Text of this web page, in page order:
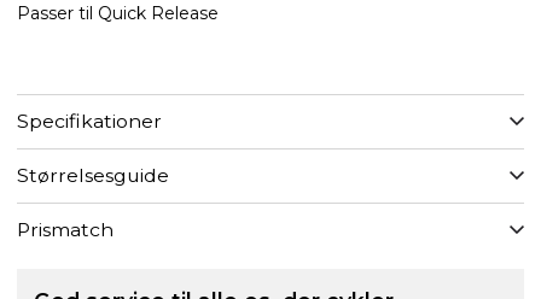
Passer til Quick Release
Specifikationer
Størrelsesguide
Prismatch